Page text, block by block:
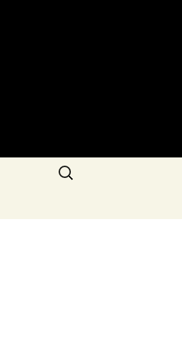
Pesquisar
por: